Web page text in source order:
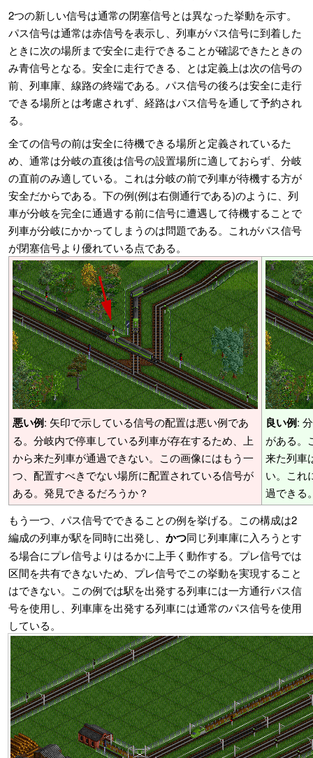
2つの新しい信号は通常の閉塞信号とは異なった挙動を示す。
パス信号は通常は赤信号を表示し、列車がパス信号に到着した
ときに次の場所まで安全に走行できることが確認できたときの
み青信号となる。安全に走行できる、とは定義上は次の信号の
前、列車庫、線路の終端である。パス信号の後ろは安全に走行
できる場所とは考慮されず、経路はパス信号を通して予約され
る。
全ての信号の前は安全に待機できる場所と定義されているた
め、通常は分岐の直後は信号の設置場所に適しておらず、分岐
の直前のみ適している。これは分岐の前で列車が待機する方が
安全だからである。下の例(例は右側通行である)のように、列
車が分岐を完全に通過する前に信号に遭遇して待機することで
列車が分岐にかかってしまうのは問題である。これがパス信号
が閉塞信号より優れている点である。
悪い例: 矢印で示している信号の配置は悪い例であ
る。分岐内で停車している列車が存在するため、上
から来た列車が通過できない。この画像にはもう一
つ、配置すべきでない場所に配置されている信号が
ある。発見できるだろうか？
良い例:
がある。
来た列車
い。これ
過できる
もう一つ、パス信号でできることの例を挙げる。この構成は2
編成の列車が駅を同時に出発し、 かつ同じ列車庫に入ろうとす
る場合にプレ信号よりはるかに上手く動作する。プレ信号では
区間を共有できないため、プレ信号でこの挙動を実現すること
はできない。この例では駅を出発する列車には一方通行パス信
号を使用し、列車庫を出発する列車には通常のパス信号を使用
している。